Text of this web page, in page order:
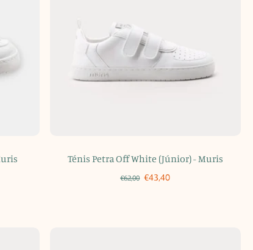
Ténis Petra Off White (Júnior) - Muris
€62,00 €43,40